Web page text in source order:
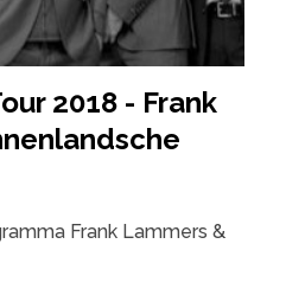
2018 - Frank
Frank Lammers &